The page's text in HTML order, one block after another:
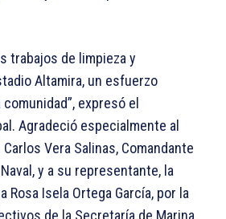
trabajos de limpieza y
Altamira, un esfuerzo
expresó el
Agradeció especialmente al
Vera Salinas, Comandante
y a su representante, la
Rosa Isela Ortega García, por la